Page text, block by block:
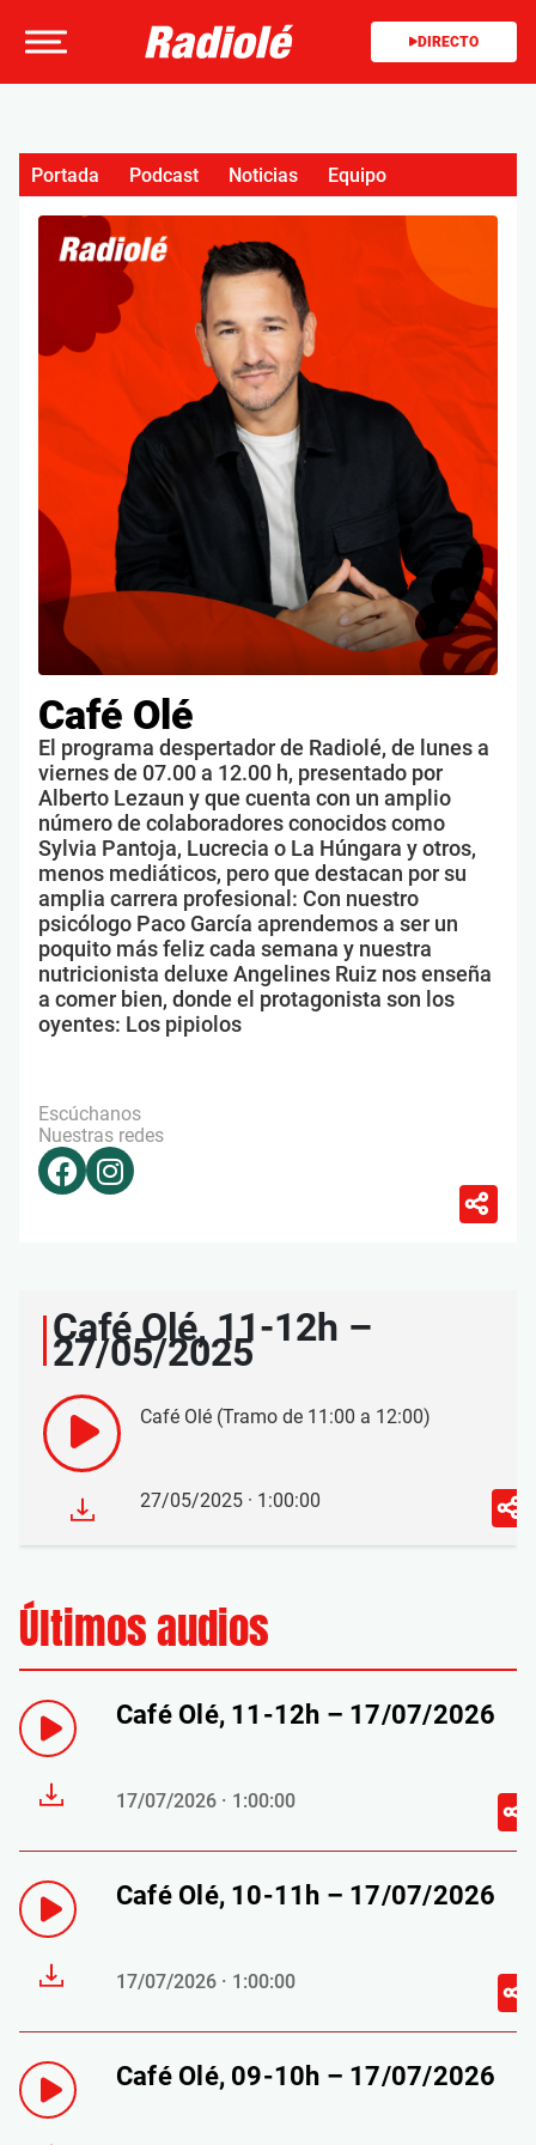
DIRECTO
Café Olé
El programa despertador de Radiolé, de lunes a
viernes de 07.00 a 12.00 h, presentado por
Alberto Lezaun y que cuenta con un amplio
número de colaboradores conocidos como
Sylvia Pantoja, Lucrecia o La Húngara y otros,
menos mediáticos, pero que destacan por su
amplia carrera profesional: Con nuestro
psicólogo Paco García aprendemos a ser un
poquito más feliz cada semana y nuestra
nutricionista deluxe Angelines Ruiz nos enseña
a comer bien, donde el protagonista son los
oyentes: Los pipiolos
Escúchanos
Nuestras redes
Portada Podcast Noticias Equipo
Café Olé, 11-12h –
27/05/2025
Café Olé (Tramo de 11:00 a 12:00)
27/05/2025 · 1:00:00
Últimos audios
Café Olé, 11-12h – 17/07/2026
17/07/2026 · 1:00:00
Café Olé, 10-11h – 17/07/2026
17/07/2026 · 1:00:00
Café Olé, 09-10h – 17/07/2026